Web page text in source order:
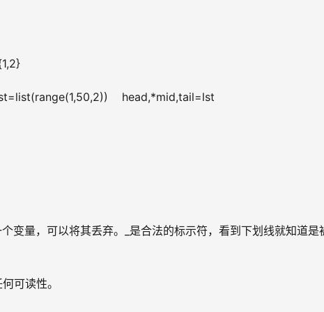
head,*mid,tail=lst
变量，可以将其丢弃。_是合法的标示符，看到下划线就知道是
可读性。